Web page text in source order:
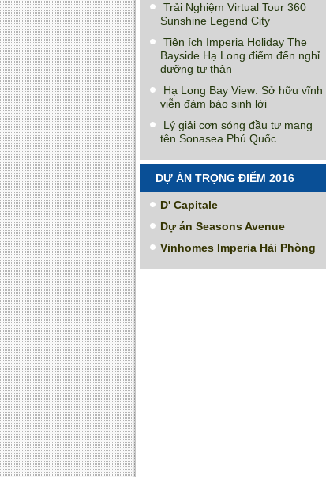
Trải Nghiệm Virtual Tour 360
Sunshine Legend City
Tiện ích Imperia Holiday The
Bayside Hạ Long điểm đến nghỉ
dưỡng tự thân
Hạ Long Bay View: Sở hữu vĩnh
viễn đảm bảo sinh lời
Lý giải cơn sóng đầu tư mang
tên Sonasea Phú Quốc
DỰ ÁN TRỌNG ĐIỂM 2016
D' Capitale
Dự án Seasons Avenue
Vinhomes Imperia Hải Phòng